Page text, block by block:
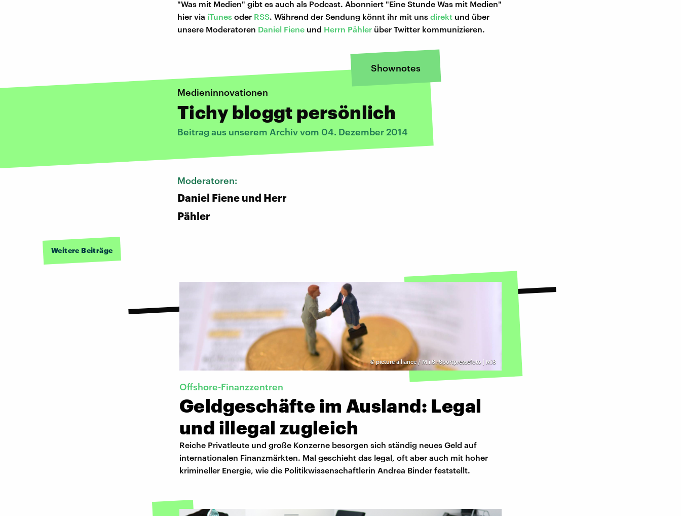
"Was mit Medien" gibt es auch als Podcast. Abonniert "Eine Stunde Was mit Medien"
hier via iTunes oder RSS. Während der Sendung könnt ihr mit uns direkt und über
unsere Moderatoren Daniel Fiene und Herrn Pähler über Twitter kommunizieren.
Shownotes
Medieninnovationen
Tichy bloggt persönlich
Beitrag aus unserem Archiv vom 04. Dezember 2014
Moderatoren:
Daniel Fiene und Herr
Pähler
Weitere Beiträge
©picture alliance / M.i.S.-Sportpressefoto | MiS
Offshore-Finanzzentren
Geldgeschäfte im Ausland: Legal
und illegal zugleich
Reiche Privatleute und große Konzerne besorgen sich ständig neues Geld auf
internationalen Finanzmärkten. Mal geschieht das legal, oft aber auch mit hoher
krimineller Energie, wie die Politikwissenschaftlerin Andrea Binder feststellt.